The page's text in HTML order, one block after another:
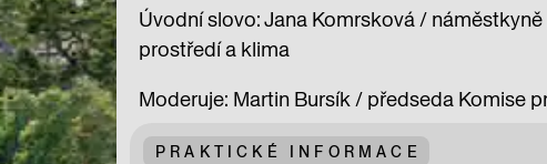
Úvodní slovo: Jana Komrsková /
prostředí a klima
Moderuje: Martin Bursík / předseda Komise
PRAKTICKÉ INFORMACE